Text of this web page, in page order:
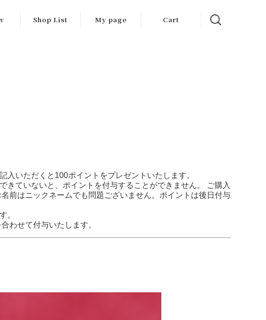
Shop List My page Cart
いただくと100ポイントをプレゼントいたします。
ていないと、ポイントを付与することができません。 ご購入
前はニックネームでも問題ございません。ポイントは後日付与
。
わせて付与いたします。